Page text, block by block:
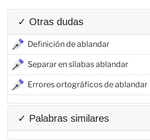
✓ Otras dudas
Definición de ablandar
Separar en sílabas ablandar
Errores ortográficos de ablandar
✓ Palabras similares